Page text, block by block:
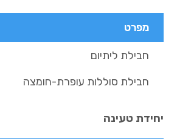
מפרט
חבילת ליתיום
חבילת סוללות עופרת-חומצה
יחידת טעינה